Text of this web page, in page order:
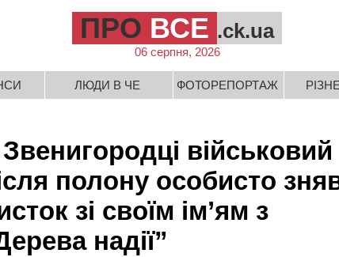
ПРО ВСЕ .ck.ua
06 серпня, 2026
ЛЮДИ В ЧЕ ФОТОРЕПОРТАЖ РІЗНЕ
військовий
полону особисто
зі своїм ім’ям з
надії”